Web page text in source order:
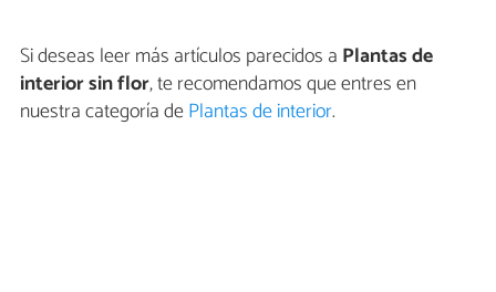
Si deseas leer más artículos parecidos a Plantas de
interior sin flor, te recomendamos que entres en
nuestra categoría dePlantas de interior.